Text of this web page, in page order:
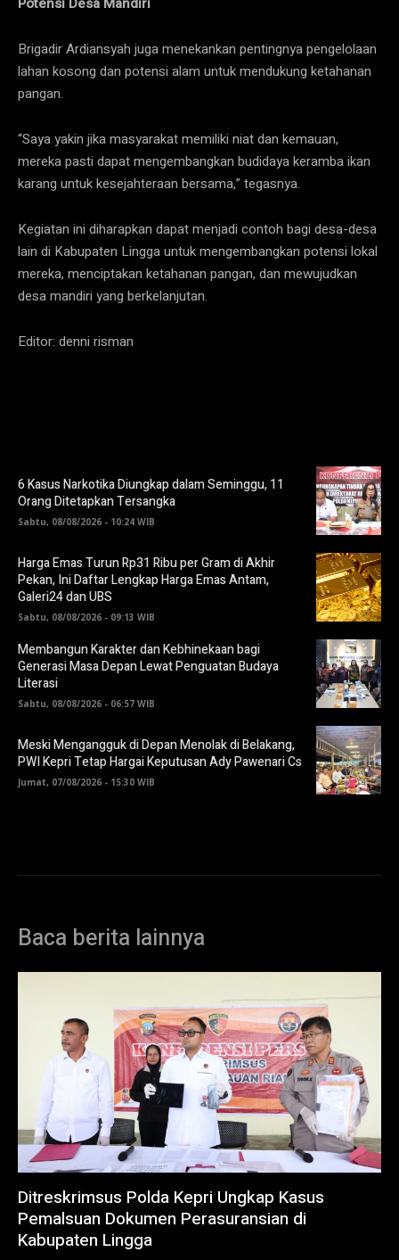
Brigadir Ardiansyah juga menekankan pentingnya pengelolaan
lahan kosong dan potensi alam untuk mendukung ketahanan
pangan.
“Saya yakin jika masyarakat memiliki niat dan kemauan,
mereka pasti dapat mengembangkan budidaya keramba ikan
karang untuk kesejahteraan bersama,” tegasnya.
Kegiatan ini diharapkan dapat menjadi contoh bagi desa-desa
lain di Kabupaten Lingga untuk mengembangkan potensi lokal
mereka, menciptakan ketahanan pangan, dan mewujudkan
desa mandiri yang berkelanjutan.
Editor: denni risman
6 Kasus Narkotika Diungkap dalam Seminggu, 11
Orang Ditetapkan Tersangka
Sabtu, 08/08/2026 - 10:24 WIB
Harga Emas Turun Rp31 Ribu per Gram di Akhir
Pekan, Ini Daftar Lengkap Harga Emas Antam,
Galeri24 dan UBS
Sabtu, 08/08/2026 - 09:13 WIB
Membangun Karakter dan Kebhinekaan bagi
Generasi Masa Depan Lewat Penguatan Budaya
Literasi
Sabtu, 08/08/2026 - 06:57 WIB
Meski Mengangguk di Depan Menolak di Belakang,
PWI Kepri Tetap Hargai Keputusan Ady Pawenari Cs
Jumat, 07/08/2026 - 15:30 WIB
Baca berita lainnya
Ditreskrimsus Polda Kepri Ungkap Kasus
Pemalsuan Dokumen Perasuransian di
Kabupaten Lingga